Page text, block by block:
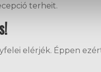
terheit.
elérjék. Éppen